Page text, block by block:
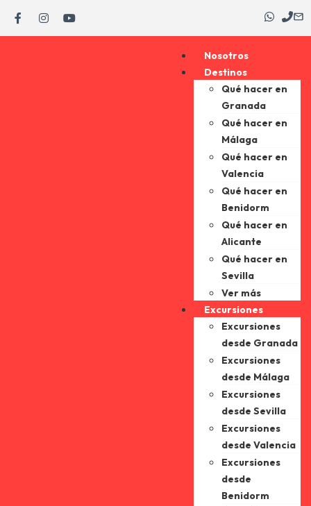
Nosotros
Destinos
Qué hacer en
Granada
Qué hacer en
Málaga
Qué hacer en
Valencia
Qué hacer en
Benidorm
Qué hacer en
Alicante
Qué hacer en
Sevilla
Ver más
Excursiones
Excursiones
desde Granada
Excursiones
desde Málaga
Excursiones
desde Sevilla
Excursiones
desde Valencia
Excursiones
desde
Benidorm